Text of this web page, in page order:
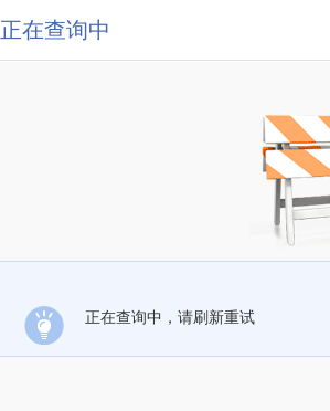
正在查询中
正在查询中，请刷新重试